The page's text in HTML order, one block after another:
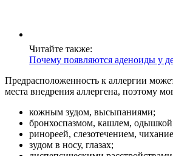
Читайте также:
Почему появляются аденоиды у
Предрасположенность к аллергии
места внедрения аллергена, поэтому
кожным зудом, высыпаниями;
бронхоспазмом, кашлем,
ринореей, слезотечением,
зудом в носу, глазах;